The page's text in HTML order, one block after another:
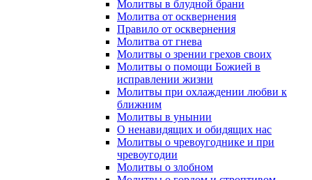
Молитвы в блудной брани
Молитва от осквернения
Правило от осквернения
Молитва от гнева
Молитвы о зрении грехов своих
Молитвы о помощи Божией в
исправлении жизни
Молитвы при охлаждении любви к
ближним
Молитвы в унынии
О ненавидящих и обидящих нас
Молитвы о чревоугоднике и при
чревоугодии
Молитвы о злобном